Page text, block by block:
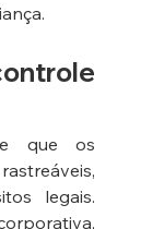
que os
legais.